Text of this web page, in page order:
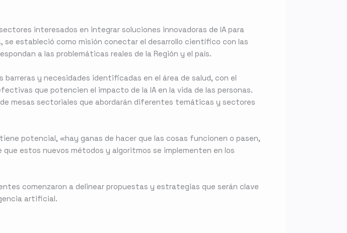
interesados en integrar soluciones innovadoras de IA para
se estableció como misión conectar el desarrollo científico con las
a las problemáticas reales de la Región y el país.
y necesidades identificadas en el área de salud, con el
que potencien el impacto de la IA en la vida de las personas.
mesas sectoriales que abordarán diferentes temáticas y sectores
potencial, «hay ganas de hacer que las cosas funcionen o pasen,
estos nuevos métodos y algoritmos se implementen en los
comenzaron a delinear propuestas y estrategias que serán clave
artificial.